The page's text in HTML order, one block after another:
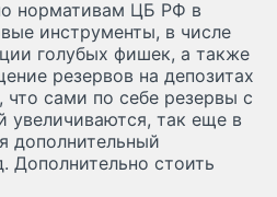
нормативам ЦБ РФ в
инструменты, в числе
голубых фишек, а также
резервов на депозитах
сами по себе резервы с
увеличиваются, так еще в
дополнительный
Дополнительно стоить